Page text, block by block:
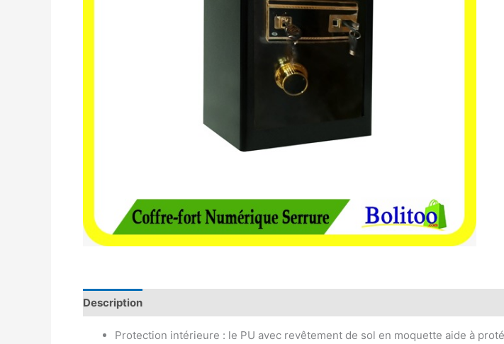
Description
Protection intérieure : le PU avec revêtement de sol en moquette aide à